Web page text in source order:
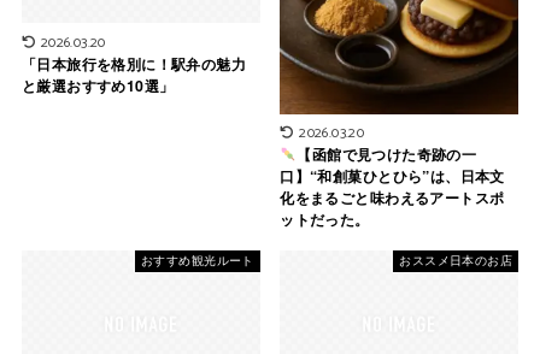
2026.03.20
「日本旅行を格別に！駅弁の魅力
と厳選おすすめ10選」
2026.03.20
【函館で見つけた奇跡の一
口】“和創菓ひとひら”は、日本文
化をまるごと味わえるアートスポ
ットだった。
おすすめ観光ルート おススメ日本のお店